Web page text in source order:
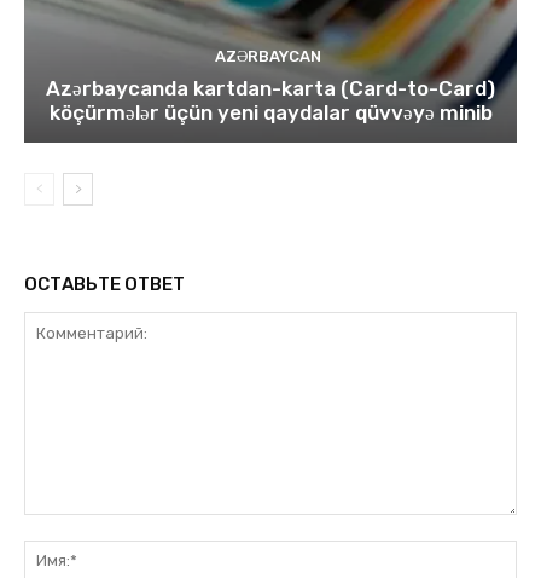
AZƏRBAYCAN
Azərbaycanda kartdan-karta (Card-to-Card)
köçürmələr üçün yeni qaydalar qüvvəyə minib
ОСТАВЬТЕ ОТВЕТ